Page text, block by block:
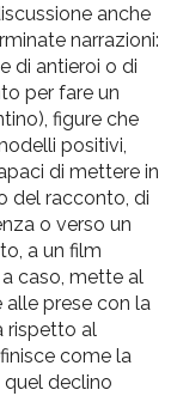
anche
narrazioni:
di antieroi o di
per fare un
figure che
positivi,
di mettere in
del racconto, di
o verso un
a un film
caso, mette al
prese con la
rispetto al
come la
quel declino